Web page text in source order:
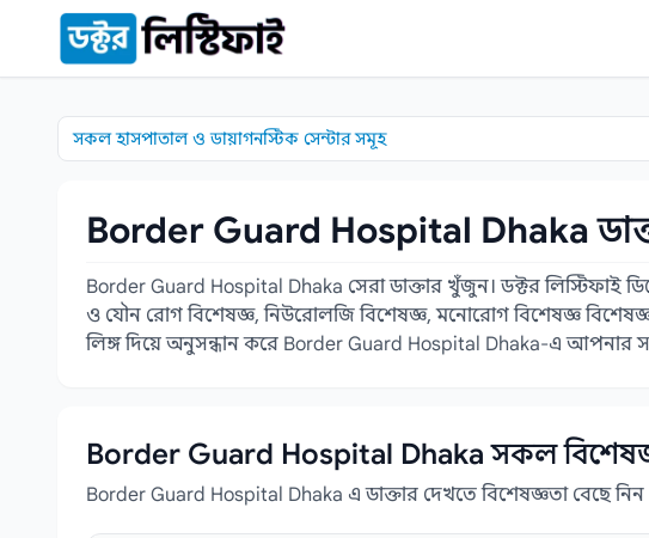
কন্টেন্টে যান
সকল হাসপাতাল ও ডায়াগনস্টিক সেন্টার সমূহ
Border Guard Hospital Dhaka
Border Guard Hospital Dhaka সেরা ডাক্তার খুঁজুন। ডক্টর লিস্টিফাই
ও যৌন রোগ বিশেষজ্ঞ, নিউরোলজি বিশেষজ্ঞ, মনোরোগ বিশেষজ্ঞ বিশেষজ্ঞ
লিঙ্গ দিয়ে অনুসন্ধান করে Border Guard Hospital Dhaka-এ আপনার
Border Guard Hospital Dhaka সকল
Border Guard Hospital Dhaka এ ডাক্তার দেখতে বিশেষজ্ঞতা বেছে নিন